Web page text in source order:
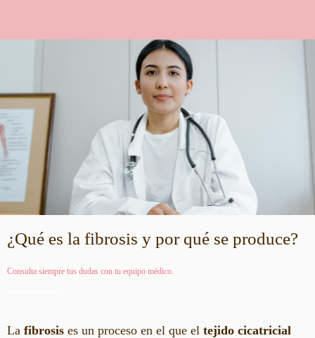
¿Qué es la fibrosis y por qué se produce?
Consulta siempre tus dudas con tu equipo médico.
La fibrosis es un proceso en el que el tejido cicatricial